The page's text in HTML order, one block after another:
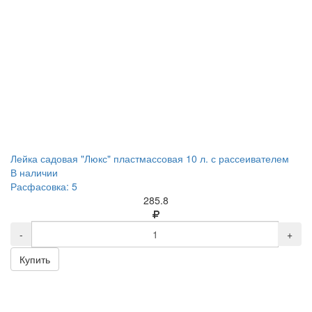
Лейка садовая "Люкс" пластмассовая 10 л. с рассеивателем
В наличии
Расфасовка: 5
285.8
-
+
Купить